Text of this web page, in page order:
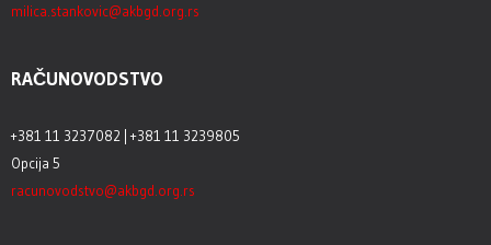
milica.stankovic@akbgd.org.rs
RAČUNOVODSTVO
+381 11 3237082 | +381 11 3239805
Opcija 5
racunovodstvo@akbgd.org.rs